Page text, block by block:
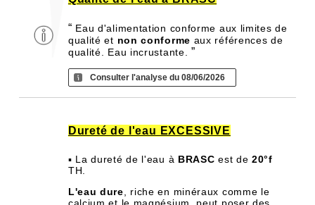
“ Eau d'alimentation conforme aux limites de
qualité et non conforme aux références de
qualité. Eau incrustante.”
Consulter l'analyse du 08/06/2026
Dureté de l'eau EXCESSIVE
▪ La dureté de l'eau à BRASC est de20°f
TH.
L'eau dure , riche en minéraux comme le